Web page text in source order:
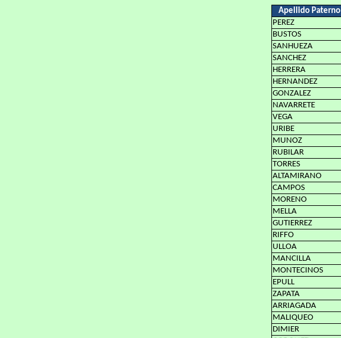
Apellido Paterno
PEREZ
BUSTOS
SANHUEZA
SANCHEZ
HERRERA
HERNANDEZ
GONZALEZ
NAVARRETE
VEGA
URIBE
MUNOZ
RUBILAR
TORRES
ALTAMIRANO
CAMPOS
MORENO
MELLA
GUTIERREZ
RIFFO
ULLOA
MANCILLA
MONTECINOS
EPULL
ZAPATA
ARRIAGADA
MALIQUEO
DIMIER